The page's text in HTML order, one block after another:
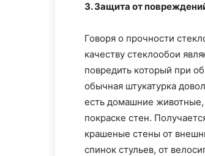
3. Защита от
Говоря о прочности
качеству стеклообои
повредить который при
обычная штукатурка
есть домашние животные,
покраске стен.
крашеные стены от
спинок стульев, от